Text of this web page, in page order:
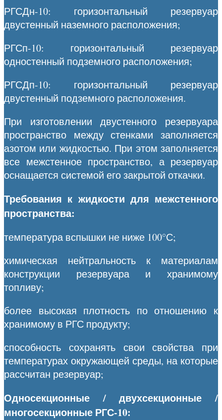
РГСДн-10: горизонтальный резервуар
двустенный наземного расположения;
РГСп-10: горизонтальный резервуар
одностенный подземного расположения;
РГСДп-10: горизонтальный резервуар
двустенный подземного расположения.
При изготовлении двустенного резервуара
пространство между стенками заполняется
азотом или жидкостью. При этом заполняется
все межстенное пространство, а резервуар
оснащается системой его закрытой откачки.
Требования к жидкости для межстенного
пространства:
температура вспышки не ниже 100°С;
химическая нейтральность к материалам
конструкции резервуара и хранимому
топливу;
более высокая плотность по отношению к
хранимому в РГС продукту;
способность сохранять свои свойства при
температурах окружающей среды, на которые
рассчитан резервуар;
Односекционные / двухсекционные /
многосекционные РГС-10: